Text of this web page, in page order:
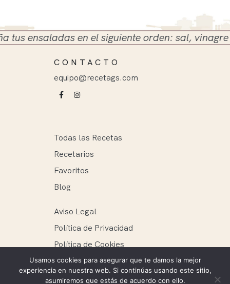
en el siguiente orden: sal, vinagre y
CONTACTO
equipo@recetags.com
Todas las Recetas
Recetarios
Favoritos
Blog
Aviso Legal
Política de Privacidad
Política de Cookies
Usamos cookies para asegurar que te damos la mejor
experiencia en nuestra web. Si continúas usando este sitio,
asumiremos que estás de acuerdo con ello.